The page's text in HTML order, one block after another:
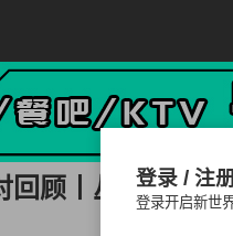
顾丨丛林主题
登录 / 注
登录开启新世